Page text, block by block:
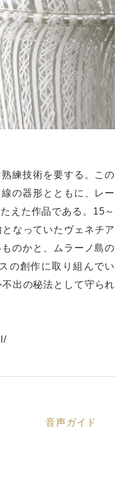
練技術を要する。この
の器形とともに、レー
えた作品である。15～
なっていたヴェネチア
のかと、ムラーノ島の
の創作に取り組んでい
出の秘法として守られ
音声ガイド